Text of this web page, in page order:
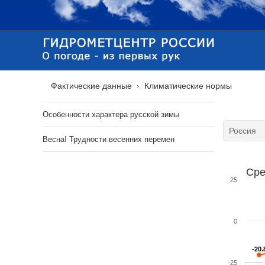
Фактические данные Климатические нормы
--
-25
0
25
Особенности характера русской зимы
Весна! Трудности весенних перемен